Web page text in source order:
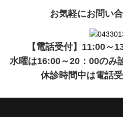
お気軽にお問い
【電話受付】11:00～
水曜は16:00～20：00のみ
休診時間中は電話